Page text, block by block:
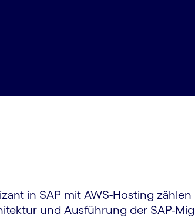
in SAP mit AWS-Hosting zählen
und Ausführung der SAP-